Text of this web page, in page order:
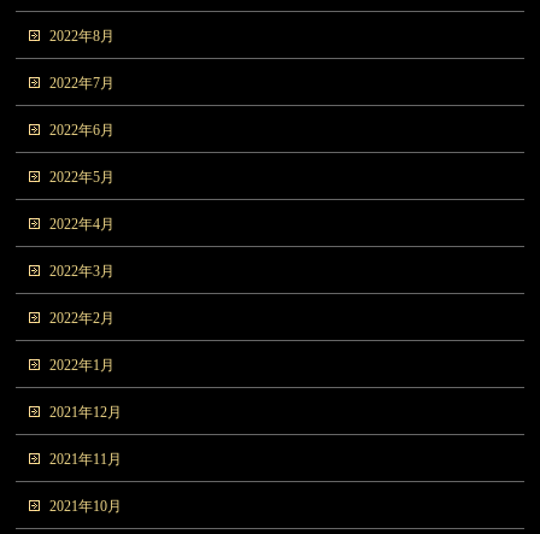
2022年8月
2022年7月
2022年6月
2022年5月
2022年4月
2022年3月
2022年2月
2022年1月
2021年12月
2021年11月
2021年10月